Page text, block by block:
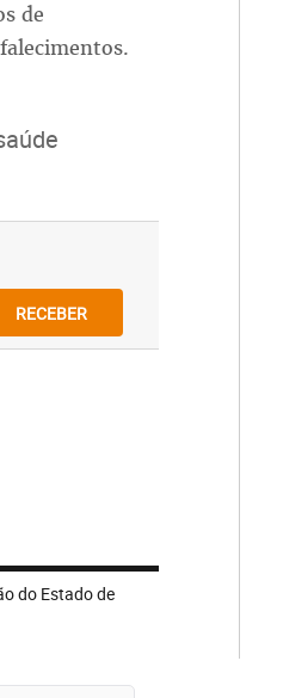
de
RECEBER
do Estado de